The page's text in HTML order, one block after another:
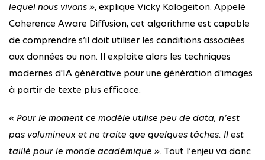
lequel nous vivons », explique Vicky Kalogeiton. Appelé
Coherence Aware Diffusion, cet algorithme est capable
de comprendre s’il doit utiliser les conditions associées
aux données ou non. Il exploite alors les techniques
modernes d'IA générative pour une génération d'images
à partir de texte plus efficace.
« Pour le moment ce modèle utilise peu de data, n’est
pas volumineux et ne traite que quelques tâches. Il est
taillé pour le monde académique ». Tout l’enjeu va donc